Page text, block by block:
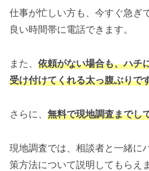
仕事が忙しい方も、今すぐ急ぎ
良い時間帯に電話できます。
また、 依頼がない場合も、ハチ
受け付けてくれる太っ腹ぶりで
さらに、 無料で現地調査までし
現地調査では、相談者と一緒に
策方法について説明してもらえま